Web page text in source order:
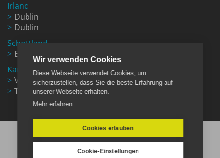
Irland
Dublin
Dublin
Schottland
Edinburgh
Kanada
Vancouver
Toronto
Wir verwenden Cookies
Diese Webseite verwendet Cookies, um
sicherzustellen, dass Sie die beste Erfahrung auf
unserer Webseite erhalten.
Mehr erfahren
Cookies erlauben
Cookie-Einstellungen